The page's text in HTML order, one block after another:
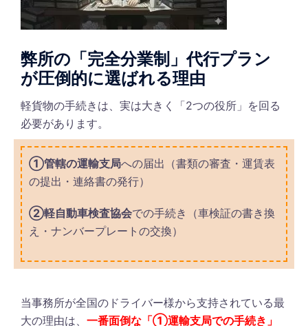
弊所の「完全分業制」代行プラン
が圧倒的に選ばれる理由
軽貨物の手続きは、実は大きく「2つの役所」を回る
必要があります。
①管轄の運輸支局への届出（書類の審査・運賃表
の提出・連絡書の発行）
②軽自動車検査協会での手続き（車検証の書き換
え・ナンバープレートの交換）
当事務所が全国のドライバー様から支持されている最
大の理由は、 一番面倒な「①運輸支局での手続き」